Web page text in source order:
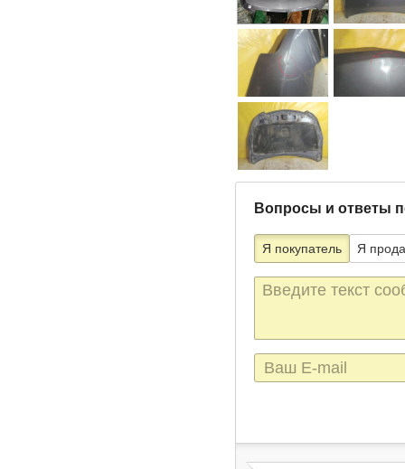
Вопросы и ответы
Я покупатель Я
Текст
сообщения
E-
mail